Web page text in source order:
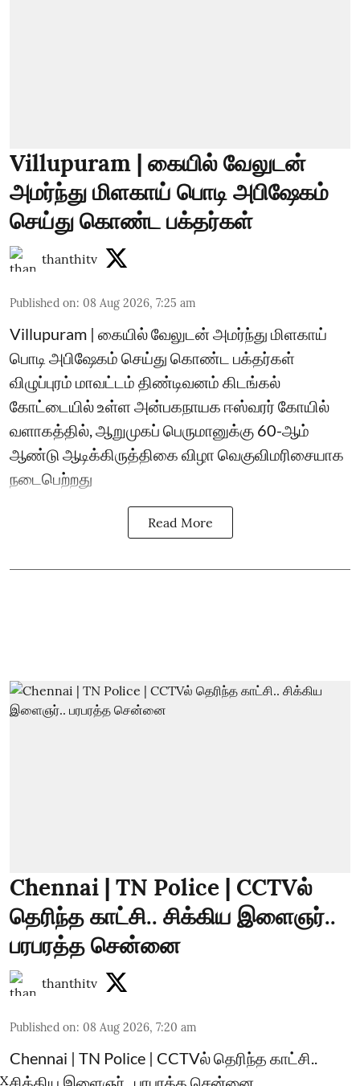
Villupuram | கையில் வேலுடன்
அமர்ந்து மிளகாய் பொடி அபிஷேகம்
செய்து கொண்ட பக்தர்கள்
thanthitv
Published on: 08 Aug 2026, 7:25 am
Villupuram | கையில் வேலுடன் அமர்ந்து மிளகாய்
பொடி அபிஷேகம் செய்து கொண்ட பக்தர்கள்
விழுப்புரம் மாவட்டம் திண்டிவனம் கிடங்கல்
கோட்டையில் உள்ள அன்பகநாயக ஈஸ்வரர் கோயில்
வளாகத்தில், ஆறுமுகப் பெருமானுக்கு 60-ஆம்
ஆண்டு ஆடிக்கிருத்திகை விழா வெகுவிமரிசையாக
நடைபெற்றது
Read More
Chennai | TN Police | CCTVல்
தெரிந்த காட்சி.. சிக்கிய இளைஞர்..
பரபரத்த சென்னை
thanthitv
Published on: 08 Aug 2026, 7:20 am
Chennai | TN Police | CCTVல் தெரிந்த காட்சி..
சிக்கிய இளைஞர்.. பரபரத்த சென்னை
X